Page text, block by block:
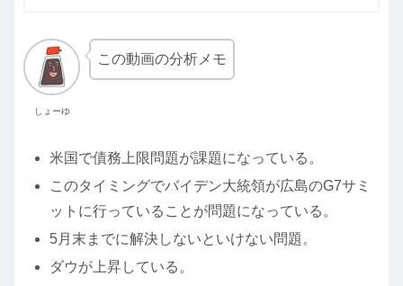
しょーゆ
この動画の分析メモ
米国で債務上限問題が課題になっている。
このタイミングでバイデン大統領が広島のG7サミ
ットに行っていることが問題になっている。
5月末までに解決しないといけない問題。
ダウが上昇している。